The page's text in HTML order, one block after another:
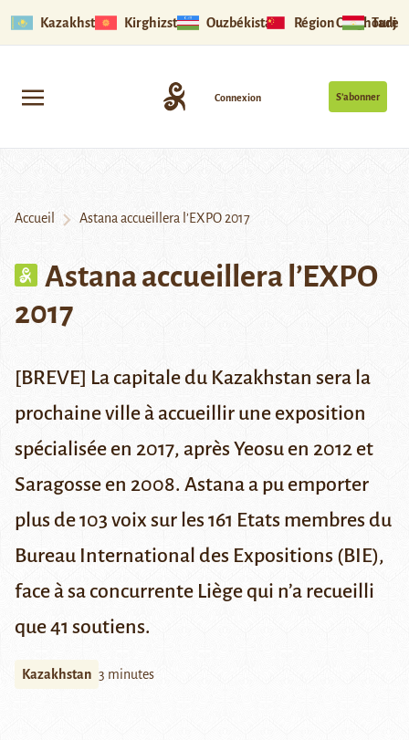
Kazakhstan Kirghizstan Ouzbékistan Région Ouïghoure
S’abonner
Connexion
Accueil Astana accueillera l’EXPO 2017
Astana accueillera l’EXPO
2017
[BREVE] La capitale du Kazakhstan sera la
prochaine ville à accueillir une exposition
spécialisée en 2017, après Yeosu en 2012 et
Saragosse en 2008. Astana a pu emporter
plus de 103 voix sur les 161 Etats membres du
Bureau International des Expositions (BIE),
face à sa concurrente Liège qui n’a recueilli
que 41 soutiens.
Kazakhstan 3 minutes